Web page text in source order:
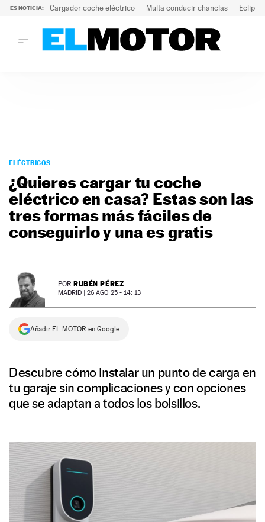
ES NOTICIA: Cargador coche eléctrico Multa conducir chanclas
PODCAST
MOTOS
TECNOLOGÍA
SUPERCOCHES
NEWSLETTER
ELÉCTRICOS
¿Quieres cargar tu coche
eléctrico en casa? Estas son las
tres formas más fáciles de
conseguirlo y una es gratis
POR RUBÉN PÉREZ
MADRID | 26 AGO 25 - 14: 13
Añadir EL MOTOR en Google
Descubre cómo instalar un punto de carga en
tu garaje sin complicaciones y con opciones
que se adaptan a todos los bolsillos.